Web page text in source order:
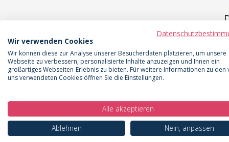
Wir verwenden Cookies
Wir können diese zur Analyse unserer Besucherdaten platzieren, um unsere
Webseite zu verbessern, personalisierte Inhalte anzuzeigen und Ihnen ein
großartiges Webseiten-Erlebnis zu bieten. Für weitere Informationen zu den
uns verwendeten Cookies öffnen Sie die Einstellungen.
Alle akzeptieren
Ablehnen
Nein, anpassen